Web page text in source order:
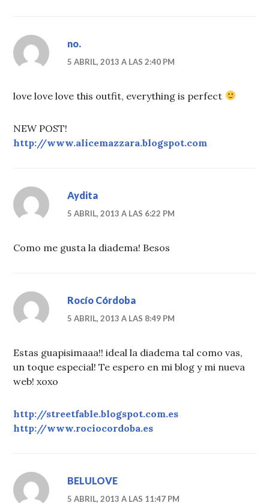
no.
5 ABRIL, 2013 A LAS 2:40 PM
love love love this outfit, everything is perfect
NEW POST!
http://www.alicemazzara.blogspot.com
Aydita
5 ABRIL, 2013 A LAS 6:22 PM
Como me gusta la diadema! Besos
Rocío Córdoba
5 ABRIL, 2013 A LAS 8:49 PM
Estas guapisimaaa!! ideal la diadema tal como vas,
un toque especial! Te espero en mi blog y mi nueva
web! xoxo
http://streetfable.blogspot.com.es
http://www.rociocordoba.es
BELULOVE
5 ABRIL, 2013 A LAS 11:47 PM